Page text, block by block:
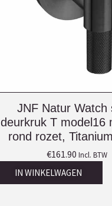
JNF Natur Watch
deurkruk T model16
rond rozet,
€161.90 Incl. BTW
IN WINKELWAGEN